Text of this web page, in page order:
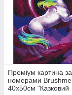
Преміум картина за
номерами Brushme
40x50см "Казковий